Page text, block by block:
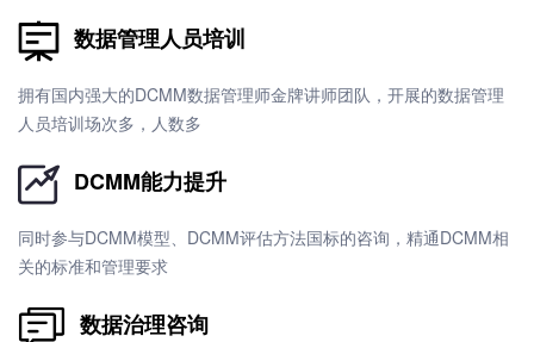
数据管理人员培训
拥有国内强大的DCMM数据管理师金牌讲师团队，开展的数据管理
人员培训场次多，人数多
DCMM能力提升
同时参与DCMM模型、DCMM评估方法国标的咨询，精通DCMM相
关的标准和管理要求
数据治理咨询